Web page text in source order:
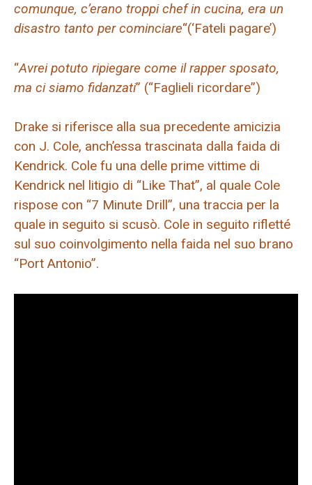
comunque, c’erano troppi chef in cucina, era un
disastro tanto per cominciare“(‘Fateli pagare’)
“Avrei potuto ripiegare come il rapper sposato,
ma ci siamo fidanzati” (“Faglieli ricordare”)
Drake si riferisce alla sua precedente amicizia
con J. Cole, anch’essa trascinata dalla faida di
Kendrick. Cole fu una delle prime vittime di
Kendrick nel litigio di “Like That”, al quale Cole
rispose con “7 Minute Drill”, una traccia per la
quale in seguito si scusò. Cole in seguito rifletté
sul suo coinvolgimento nella faida nel suo brano
“Port Antonio”.